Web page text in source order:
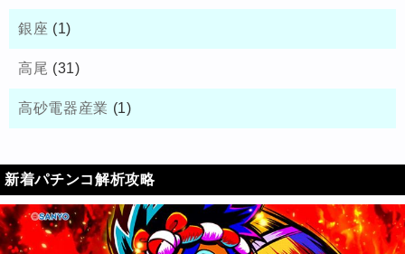
銀座 (1)
高尾 (31)
高砂電器産業 (1)
新着パチンコ解析攻略